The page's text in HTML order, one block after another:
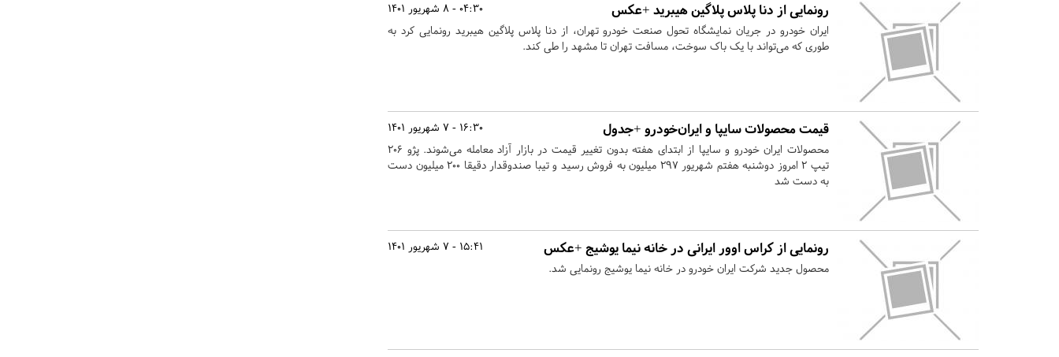
04:30 - 8 شهریور 1401 رونمایی از دنا پلاس پلاگین هیبرید +عکس
ایران خودرو در جریان نمایشگاه تحول صنعت خودرو تهران، از دنا پلاس پلاگین هیبرید رونمایی کرد به
طوری که می‌تواند با یک باک سوخت، مسافت تهران تا مشهد را طی کند.
16:30 - 7 شهریور 1401 قیمت محصولات سایپا و ایران‌خودرو +جدول
محصولات ایران خودرو و سایپا از ابتدای هفته بدون تغییر قیمت در بازار آزاد معامله می‌شوند. پژو ۲۰۶
تیپ ۲ امروز دوشنبه هفتم شهریور ۲۹۷ میلیون به فروش رسید و تیبا صندوقدار دقیقا ۲۰۰ میلیون دست
به دست شد
15:41 - 7 شهریور 1401 رونمایی از کراس اوور ایرانی در خانه نیما یوشیج +عکس
محصول جدید شرکت ایران خودرو در خانه نیما یوشیج رونمایی شد.